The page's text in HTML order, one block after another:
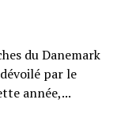
du Danemark
par le
année,...